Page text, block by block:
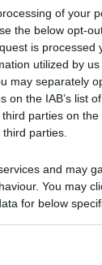
of your
the below opt-
is processed
utilized by
may separately
the IAB’s list
parties on the
parties.
and may
You may
for below
anche
un